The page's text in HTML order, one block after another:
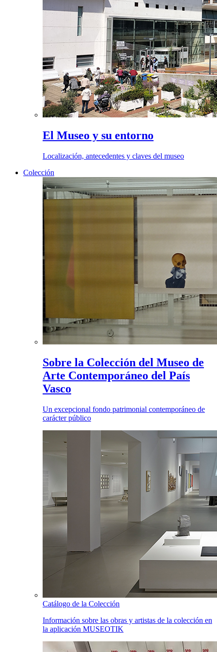
El Museo y su entorno
Localización, antecedentes y claves del museo
Colección
Sobre la Colección del Museo de
Arte Contemporáneo del País
Vasco
Un excepcional fondo patrimonial contemporáneo de
carácter público
Catálogo de la Colección
Información sobre las obras y artistas de la colección en
la aplicación MUSEOTIK